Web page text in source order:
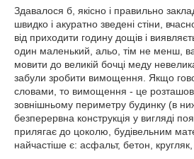
Здавалося б, якісно і правильно
швидко і акуратно зведені стіни,
від приходити годину дощів і
один маленький, альо, тім не менш,
мовити до великій бочці меду
забули зробити вимощення. Якщо
словами, то вимощення - це
зовнішньому периметру будинку (в
безперервна конструкція у вигляді
прилягає до цоколю, будівельним
найчастіше є: асфальт, бетон, кругляк,